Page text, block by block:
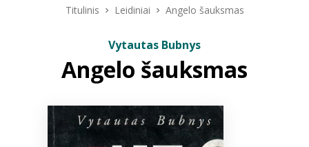
ELVIS atvyksta
Naujienos
Titulinis Leidiniai Angelo šauksmas
Vytautas Bubnys
Angelo šauksmas